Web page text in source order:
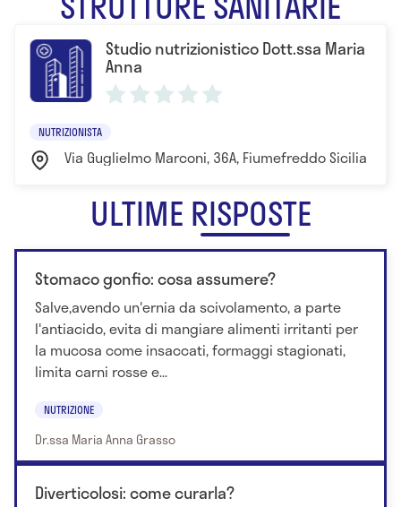
- Corso: "Applicazioni clinico terapeutiche degli
emocomponenti per uso topico: attualità e
prospettive"
- Corso "Perdere peso senza il calcolo delle calorie
con la dieta metabolica"
- 2014 Corso "Il biologo nel controllo della sicurezza
alimentare", conseguito a Catania
- Corso di formazione in Nutrizione clinica presso
l’A.I.N.U.C. sede di Roma della durata annuale
- Corso "No tabacco day"
- Corso Akern di I livello: "Avvicinamento alla
composizione corporea con tecnica BIA"
- Corso "La gestione di uno studio nutrizionale"
- Corso "Alimentazione consapevole e sana
nutrizione. Sicurezza alimentare e/o patologie
Studio nutrizionistico Dott.ssa Maria
Anna
NUTRIZIONISTA
Via Guglielmo Marconi, 36A, Fiumefreddo Sicilia
ULTIME RISPOSTE
Stomaco gonfio: cosa assumere?
Salve,avendo un'ernia da scivolamento, a parte
l'antiacido, evita di mangiare alimenti irritanti per
la mucosa come insaccati, formaggi stagionati,
limita carni rosse e...
NUTRIZIONE
Dr.ssa Maria Anna Grasso
Diverticolosi: come curarla?